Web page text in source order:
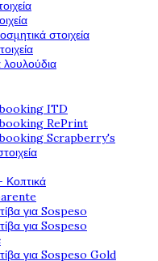
στοιχεία
λουλούδια
ITD
RePrint
Scrapberry's
Κοπτικά
για Sospeso
για Sospeso
για Sospeso Gold